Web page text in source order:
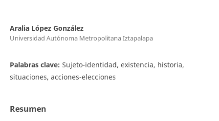
Aralia López González
Universidad Autónoma Metropolitana Iztapalapa
Palabras clave: Sujeto-identidad, existencia, historia,
situaciones, acciones-elecciones
Resumen